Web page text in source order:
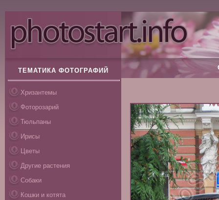
ТЕМАТИКА ФОТОГРАФИЙ
Хризантемы
Фоторозарий
Тюльпаны
Ирисы
Цветы
Другие растения
Собаки
Кошки и котята